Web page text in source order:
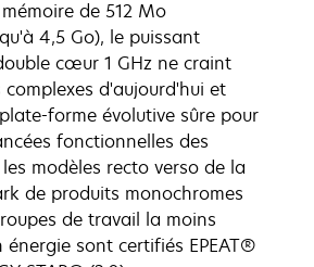
de 512 Mo
4,5 Go), le puissant
cœur 1 GHz ne craint
complexes d'aujourd'hui et
forme évolutive sûre pour
fonctionnelles des
modèles recto verso de la
de produits monochromes
de travail la moins
énergie sont certifiés EPEAT®